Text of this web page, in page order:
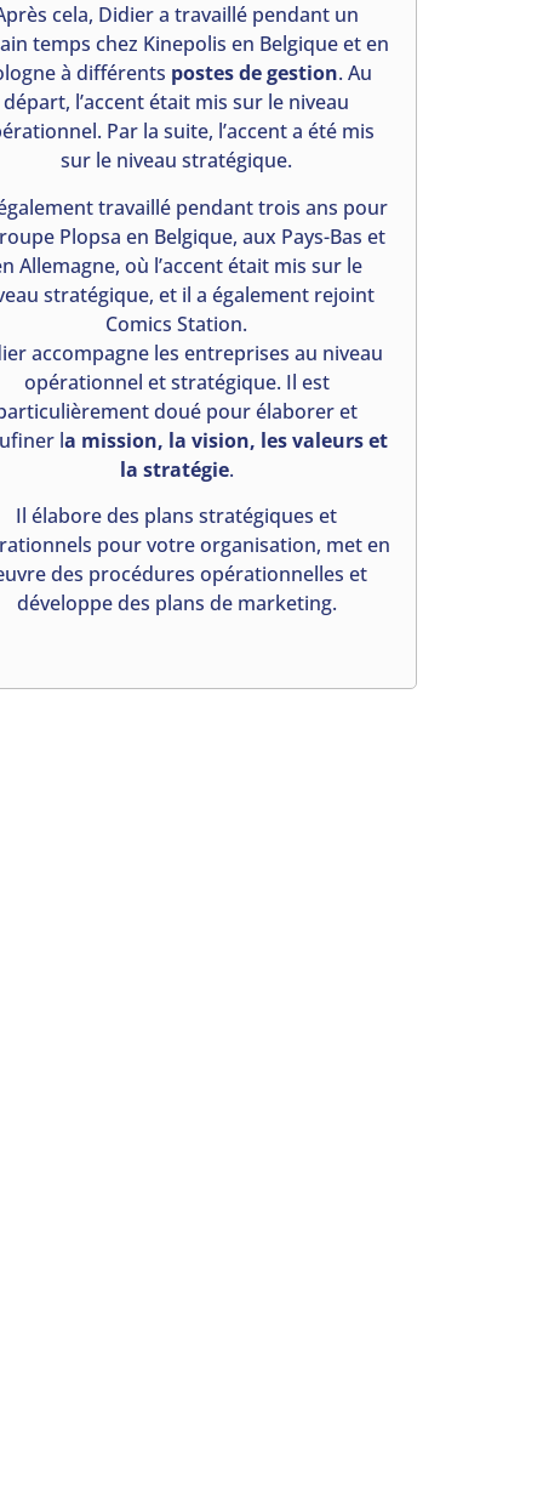
cela, Didier a travaillé pendant un
temps chez Kinepolis en Belgique et en
à différents postes de gestion. Au
départ, l’accent était mis sur le niveau
Par la suite, l’accent a été mis
sur le niveau stratégique.
travaillé pendant trois ans pour
Plopsa en Belgique, aux Pays-Bas et
Allemagne, où l’accent était mis sur le
stratégique, et il a également rejoint
Comics Station.
accompagne les entreprises au niveau
opérationnel et stratégique. Il est
doué pour élaborer et
la mission, la vision, les valeurs et
la stratégie.
Il élabore des plans stratégiques et
pour votre organisation, met en
des procédures opérationnelles et
développe des plans de marketing.